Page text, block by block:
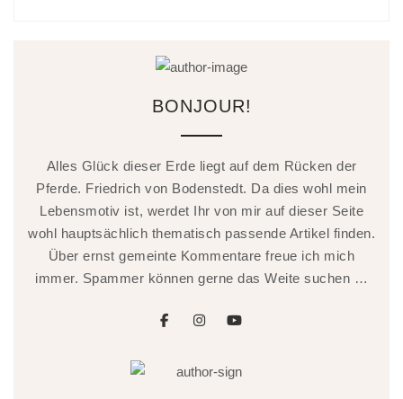
BONJOUR!
Alles Glück dieser Erde liegt auf dem Rücken der
Pferde. Friedrich von Bodenstedt. Da dies wohl mein
Lebensmotiv ist, werdet Ihr von mir auf dieser Seite
wohl hauptsächlich thematisch passende Artikel finden.
Über ernst gemeinte Kommentare freue ich mich
immer. Spammer können gerne das Weite suchen …